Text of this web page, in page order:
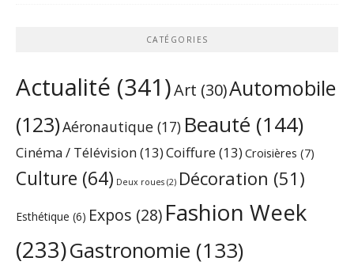
CATÉGORIES
Actualité (341)Art (30)Automobile
(123)Aéronautique (17) Beauté (144)
Cinéma / Télévision(13)Coiffure(13) Croisières (7)
Culture (64) Deux roues (2) Décoration (51)
Esthétique (6) Expos (28) Fashion Week
(233)Gastronomie (133)